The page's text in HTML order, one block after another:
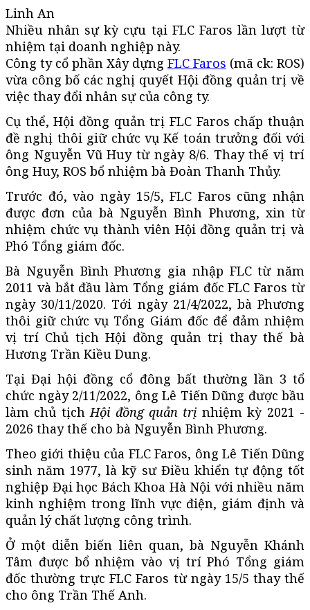
Linh An
Nhiều nhân sự kỳ cựu tại FLC Faros lần lượt từ
nhiệm tại doanh nghiệp này.
Công ty cổ phần Xây dựng FLC Faros (mã ck: ROS)
vừa công bố các nghị quyết Hội đồng quản trị về
việc thay đổi nhân sự của công ty.
Cụ thể, Hội đồng quản trị FLC Faros chấp thuận
đề nghị thôi giữ chức vụ Kế toán trưởng đối với
ông Nguyễn Vũ Huy từ ngày 8/6. Thay thế vị trí
ông Huy, ROS bổ nhiệm bà Đoàn Thanh Thủy.
Trước đó, vào ngày 15/5, FLC Faros cũng nhận
được đơn của bà Nguyễn Bình Phương, xin từ
nhiệm chức vụ thành viên Hội đồng quản trị và
Phó Tổng giám đốc.
Bà Nguyễn Bình Phương gia nhập FLC từ năm
2011 và bắt đầu làm Tổng giám đốc FLC Faros từ
ngày 30/11/2020. Tới ngày 21/4/2022, bà Phương
thôi giữ chức vụ Tổng Giám đốc để đảm nhiệm
vị trí Chủ tịch Hội đồng quản trị thay thế bà
Hương Trần Kiều Dung.
Tại Đại hội đồng cổ đông bất thường lần 3 tổ
chức ngày 2/11/2022, ông Lê Tiến Dũng được bầu
làm chủ tịchHội đồng quản trị nhiệm kỳ 2021 -
2026 thay thế cho bà Nguyễn Bình Phương.
Theo giới thiệu của FLC Faros, ông Lê Tiến Dũng
sinh năm 1977, là kỹ sư Điều khiển tự động tốt
nghiệp Đại học Bách Khoa Hà Nội với nhiều năm
kinh nghiệm trong lĩnh vực điện, giám định và
quản lý chất lượng công trình.
Ở một diễn biến liên quan, bà Nguyễn Khánh
Tâm được bổ nhiệm vào vị trí Phó Tổng giám
đốc thường trực FLC Faros từ ngày 15/5 thay thế
cho ông Trần Thế Anh.